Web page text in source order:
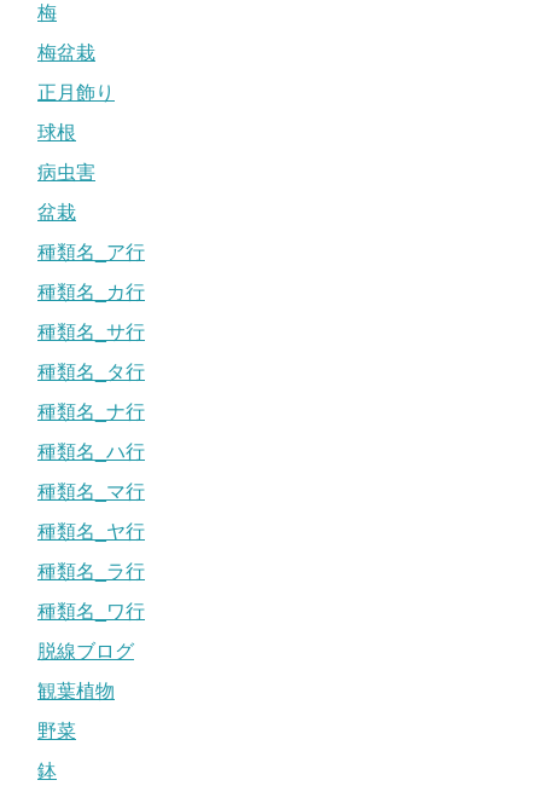
梅
梅盆栽
正月飾り
球根
病虫害
盆栽
種類名_ア行
種類名_カ行
種類名_サ行
種類名_タ行
種類名_ナ行
種類名_ハ行
種類名_マ行
種類名_ヤ行
種類名_ラ行
種類名_ワ行
脱線ブログ
観葉植物
野菜
鉢